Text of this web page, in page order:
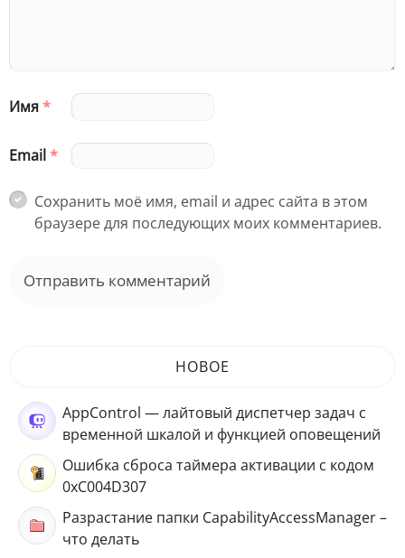
Имя*
Email*
Сохранить моё имя, email и адрес сайта в этом
браузере для последующих моих комментариев.
НОВОЕ
AppControl — лайтовый диспетчер задач с
временной шкалой и функцией оповещений
Ошибка сброса таймера активации с кодом
0xC004D307
Разрастание папки CapabilityAccessManager –
что делать